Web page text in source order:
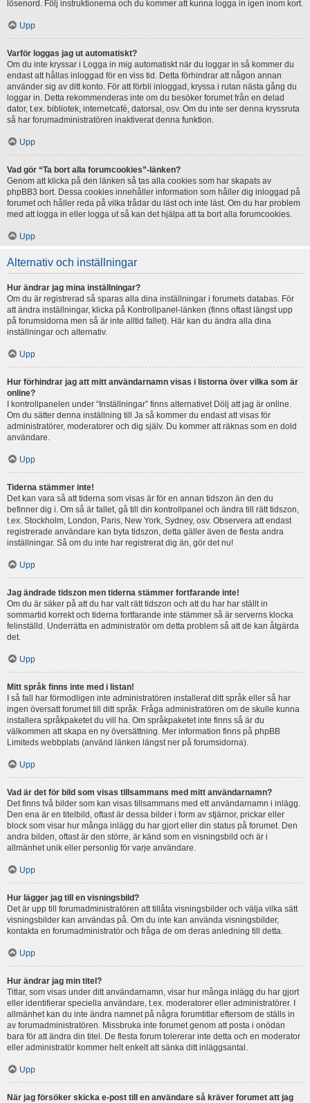
lösenord. Följ instruktionerna och du kommer att kunna logga in igen inom kort.
Upp
Varför loggas jag ut automatiskt?
Om du inte kryssar i Logga in mig automatiskt när du loggar in så kommer du
endast att hållas inloggad för en viss tid. Detta förhindrar att någon annan
använder sig av ditt konto. För att förbli inloggad, kryssa i rutan nästa gång du
loggar in. Detta rekommenderas inte om du besöker forumet från en delad
dator, t.ex. bibliotek, internetcafé, datorsal, osv. Om du inte ser denna kryssruta
så har forumadministratören inaktiverat denna funktion.
Upp
Vad gör “Ta bort alla forumcookies”-länken?
Genom att klicka på den länken så tas alla cookies som har skapats av
phpBB3 bort. Dessa cookies innehåller information som håller dig inloggad på
forumet och håller reda på vilka trådar du läst och inte läst. Om du har problem
med att logga in eller logga ut så kan det hjälpa att ta bort alla forumcookies.
Upp
Alternativ och inställningar
Hur ändrar jag mina inställningar?
Om du är registrerad så sparas alla dina inställningar i forumets databas. För
att ändra inställningar, klicka på Kontrollpanel-länken (finns oftast längst upp
på forumsidorna men så är inte alltid fallet). Här kan du ändra alla dina
inställningar och alternativ.
Upp
Hur förhindrar jag att mitt användarnamn visas i listorna över vilka som är
online?
I kontrollpanelen under “Inställningar” finns alternativet Dölj att jag är online.
Om du sätter denna inställning till Ja så kommer du endast att visas för
administratörer, moderatorer och dig själv. Du kommer att räknas som en dold
användare.
Upp
Tiderna stämmer inte!
Det kan vara så att tiderna som visas är för en annan tidszon än den du
befinner dig i. Om så är fallet, gå till din kontrollpanel och ändra till rätt tidszon,
t.ex. Stockholm, London, Paris, New York, Sydney, osv. Observera att endast
registrerade användare kan byta tidszon, detta gäller även de flesta andra
inställningar. Så om du inte har registrerat dig än, gör det nu!
Upp
Jag ändrade tidszon men tiderna stämmer fortfarande inte!
Om du är säker på att du har valt rätt tidszon och att du har har ställt in
sommartid korrekt och tiderna fortfarande inte stämmer så är serverns klocka
felinställd. Underrätta en administratör om detta problem så att de kan åtgärda
det.
Upp
Mitt språk finns inte med i listan!
I så fall har förmodligen inte administratören installerat ditt språk eller så har
ingen översatt forumet till ditt språk. Fråga administratören om de skulle kunna
installera språkpaketet du vill ha. Om språkpaketet inte finns så är du
välkommen att skapa en ny översättning. Mer information finns på phpBB
Limiteds webbplats (använd länken längst ner på forumsidorna).
Upp
Vad är det för bild som visas tillsammans med mitt användarnamn?
Det finns två bilder som kan visas tillsammans med ett användarnamn i inlägg.
Den ena är en titelbild, oftast är dessa bilder i form av stjärnor, prickar eller
block som visar hur många inlägg du har gjort eller din status på forumet. Den
andra bilden, oftast är den större, är känd som en visningsbild och är i
allmänhet unik eller personlig för varje användare.
Upp
Hur lägger jag till en visningsbild?
Det är upp till forumadministratören att tillåta visningsbilder och välja vilka sätt
visningsbilder kan användas på. Om du inte kan använda visningsbilder,
kontakta en forumadministratör och fråga de om deras anledning till detta.
Upp
Hur ändrar jag min titel?
Titlar, som visas under ditt användarnamn, visar hur många inlägg du har gjort
eller identifierar speciella användare, t.ex. moderatorer eller administratörer. I
allmänhet kan du inte ändra namnet på några forumtitlar eftersom de ställs in
av forumadministratören. Missbruka inte forumet genom att posta i onödan
bara för att ändra din titel. De flesta forum tolererar inte detta och en moderator
eller administratör kommer helt enkelt att sänka ditt inläggsantal.
Upp
När jag försöker skicka e-post till en användare så kräver forumet att jag